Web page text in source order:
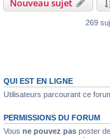
Nouveau sujet
269
QUI EST EN LIGNE
Utilisateurs parcourant ce
PERMISSIONS DU FORUM
Vous ne pouvez pas poster